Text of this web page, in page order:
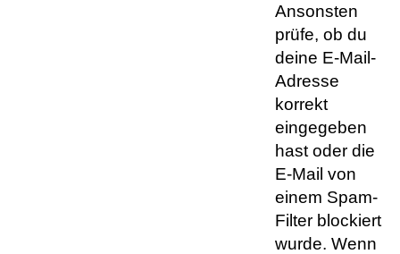
Ansonsten
prüfe, ob du
deine E-Mail-
Adresse
korrekt
eingegeben
hast oder die
E-Mail von
einem Spam-
Filter blockiert
wurde. Wenn